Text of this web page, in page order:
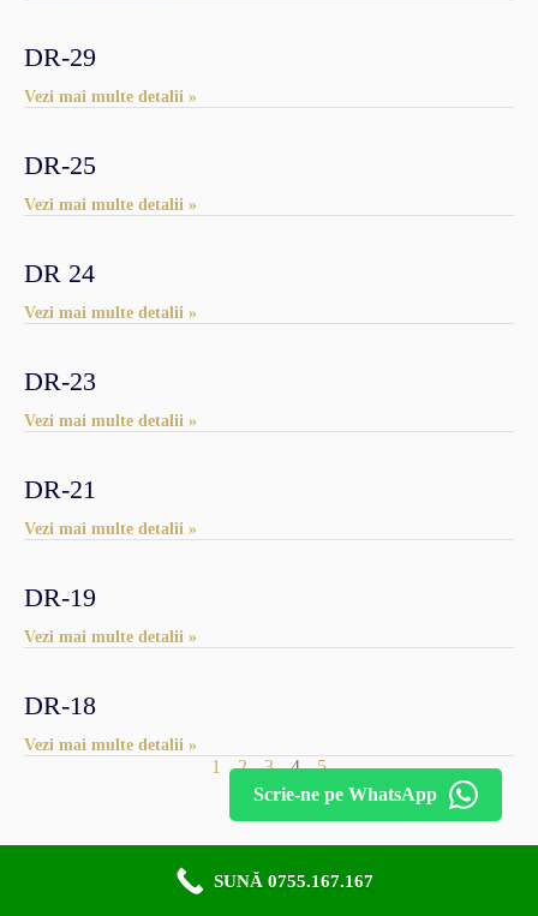
DR-29
Vezi mai multe detalii »
DR-25
Vezi mai multe detalii »
DR 24
Vezi mai multe detalii »
DR-23
Vezi mai multe detalii »
DR-21
Vezi mai multe detalii »
DR-19
Vezi mai multe detalii »
DR-18
Vezi mai multe detalii »
1 2 3 4 5
Copyright © 2015 - 2026 Todos Company. Toate drepturile,
Scrie-ne pe WhatsApp
SUNĂ 0755.167.167